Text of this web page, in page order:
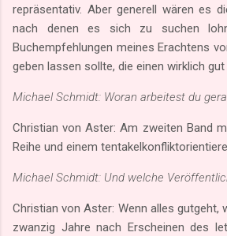
repräsentativ. Aber generell wären es
nach denen es sich zu suchen
Buchempfehlungen meines Erachtens
geben lassen sollte, die einen wirklich gut
Michael Schmidt: Woran arbeitest du
Christian von Aster: Am zweiten Band
Reihe und einem
Michael Schmidt: Und welche
Christian von Aster: Wenn alles gutgeht,
zwanzig Jahre nach Erscheinen des